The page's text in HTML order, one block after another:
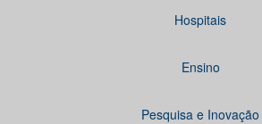
Hospitais
Ensino
Pesquisa e Inovação